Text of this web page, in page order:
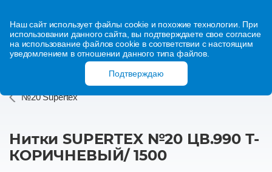
Наш сайт использует файлы cookie и похожие технологии. При
использовании данного сайта, вы подтверждаете свое согласие
на использование файлов cookie в соответствии с настоящим
уведомлением в отношении данного типа файлов.
Подтверждаю
№20 Supertex
Нитки SUPERTEX №20 ЦВ.990 Т-
КОРИЧНЕВЫЙ/ 1500